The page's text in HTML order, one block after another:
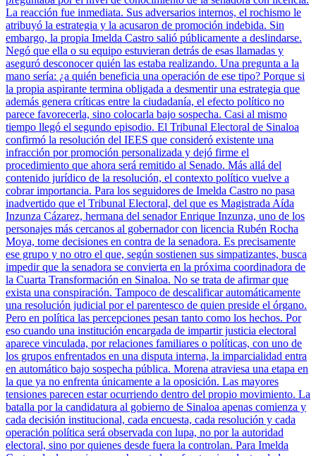
La reacción fue inmediata. Sus adversarios internos, el rochismo le
atribuyó la estrategia y la acusaron de promoción indebida. Sin
embargo, la propia Imelda Castro salió públicamente a deslindarse.
Negó que ella o su equipo estuvieran detrás de esas llamadas y
aseguró desconocer quién las estaba realizando. Una pregunta a la
mano sería: ¿a quién beneficia una operación de ese tipo? Porque si
la propia aspirante termina obligada a desmentir una estrategia que
además genera críticas entre la ciudadanía, el efecto político no
parece favorecerla, sino colocarla bajo sospecha. Casi al mismo
tiempo llegó el segundo episodio. El Tribunal Electoral de Sinaloa
confirmó la resolución del IEES que consideró existente una
infracción por promoción personalizada y dejó firme el
procedimiento que ahora será remitido al Senado. Más allá del
contenido jurídico de la resolución, el contexto político vuelve a
cobrar importancia. Para los seguidores de Imelda Castro no pasa
inadvertido que el Tribunal Electoral, del que es Magistrada Aída
Inzunza Cázarez, hermana del senador Enrique Inzunza, uno de los
personajes más cercanos al gobernador con licencia Rubén Rocha
Moya, tome decisiones en contra de la senadora. Es precisamente
ese grupo y no otro el que, según sostienen sus simpatizantes, busca
impedir que la senadora se convierta en la próxima coordinadora de
la Cuarta Transformación en Sinaloa. No se trata de afirmar que
exista una conspiración. Tampoco de descalificar automáticamente
una resolución judicial por el parentesco de quien preside el órgano.
Pero en política las percepciones pesan tanto como los hechos. Por
eso cuando una institución encargada de impartir justicia electoral
aparece vinculada, por relaciones familiares o políticas, con uno de
los grupos enfrentados en una disputa interna, la imparcialidad entra
en automático bajo sospecha pública. Morena atraviesa una etapa en
la que ya no enfrenta únicamente a la oposición. Las mayores
tensiones parecen estar ocurriendo dentro del propio movimiento. La
batalla por la candidatura al gobierno de Sinaloa apenas comienza y
cada decisión institucional, cada encuesta, cada resolución y cada
operación política será observada con lupa, no por la autoridad
electoral, sino por quienes desde fuera la controlan. Para Imelda